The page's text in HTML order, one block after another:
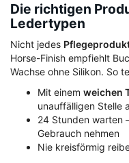
Die richtigen
Ledertypen
Nicht jedes
Horse-Finish empfiehlt
Wachse ohne Silikon. So
Mit einem weichen
unauffälligen Stelle
24 Stunden warten
Gebrauch nehmen
Nie kreisförmig